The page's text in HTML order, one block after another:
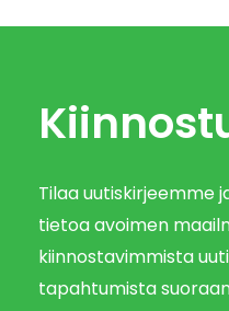
Tilaa uutiskirjeemme
tietoa avoimen
kiinnostavimmista
tapahtumista